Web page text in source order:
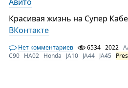
Красивая жизнь на Супер Кабе
ВКонтакте
Нет комментариев 6534 2022
C90 HA02 Honda JA10 JA44 JA45